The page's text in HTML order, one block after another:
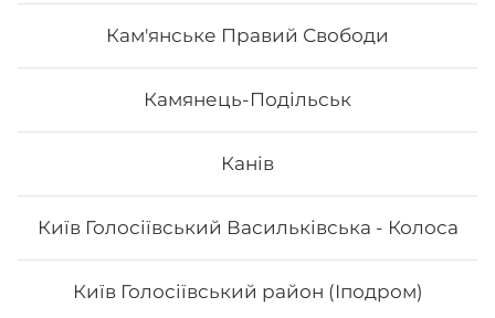
Кам'янське Правий Свободи
Камянець-Подільськ
Канів
Київ Голосіївський Васильківська - Колоса
Київ Голосіївський район (Іподром)